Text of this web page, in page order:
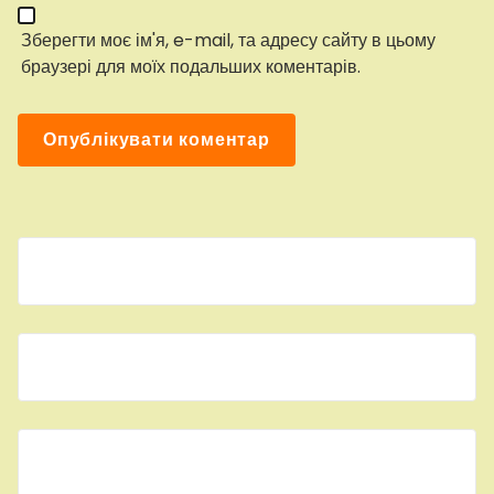
Зберегти моє ім'я, e-mail, та адресу сайту в цьому
браузері для моїх подальших коментарів.